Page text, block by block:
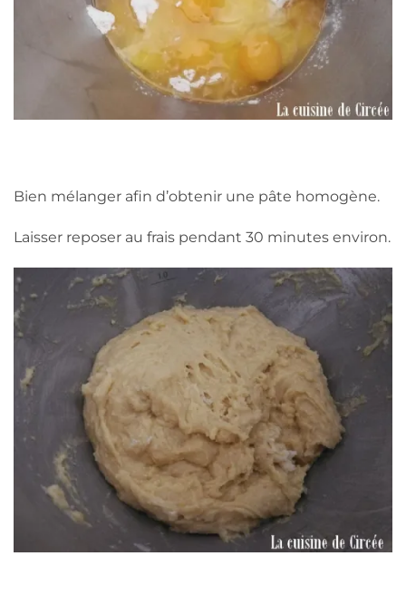
Bien mélanger afin d’obtenir une pâte homogène.
Laisser reposer au frais pendant 30 minutes environ.